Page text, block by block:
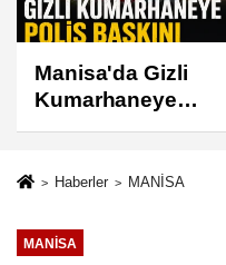
Turgutlu
Belediyespor'un
Fikstürü Belli
Haberler MANİSA
MANİSA